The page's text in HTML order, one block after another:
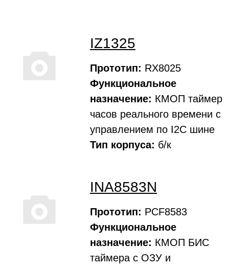
IZ1325
Прототип: RX8025
Функциональное
назначение: КМОП таймер
часов реального времени с
управлением по I2C шине
Тип корпуса: б/к
INA8583N
Прототип: PCF8583
Функциональное
назначение: КМОП БИС
таймера с ОЗУ и